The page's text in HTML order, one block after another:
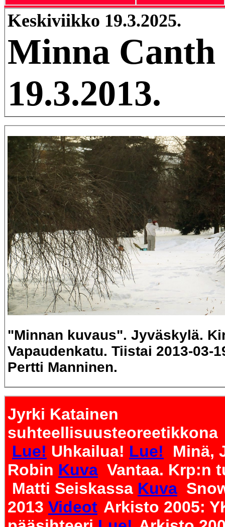
Keskiviikko 19.3.2025.
Minna Canth
19.3.2013.
"Minnan kuvaus". Jyväskylä.
Vapaudenkatu. Tiistai 2013-03-
Pertti Manninen.
Jyrki Katainen
suhteellisuusteoreetikkona
Lue! Uhkailua! Lue! Minä,
Robin Kuva Vantaa. Krp:n
Matti Seiskassa Kuva
2013 Videot Arkisto 2005: